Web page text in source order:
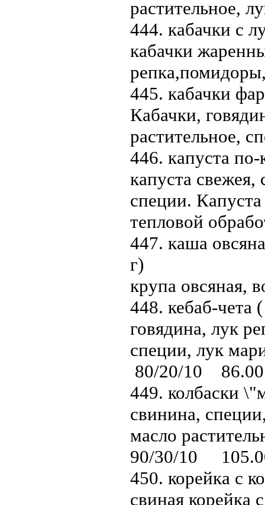
растительное,
444. кабачки с
кабачки
445. кабачки
Кабачки,
растительное,
446. капуста
капуста свежея,
специи.
тепловой
447. каша
г)
крупа овсяная,
448. кебаб-чета
говядина, лук
специи, лук
80/20/10 86.00
449. колбаски
свинина,
масло
90/30/10
450. корейка с
свиная корейка